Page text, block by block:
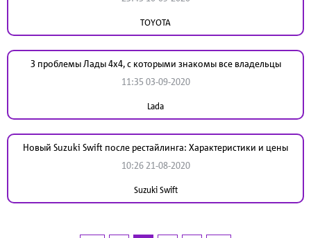
TOYOTA
3 проблемы Лады 4x4, с которыми знакомы все владельцы
11:35 03-09-2020
Lada
Новый Suzuki Swift после рестайлинга: Характеристики и цены
10:26 21-08-2020
Suzuki Swift